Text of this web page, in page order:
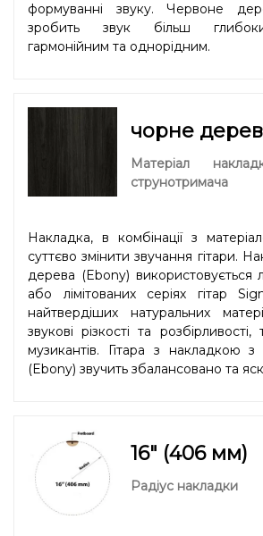
формуванні звуку. Червоне
зробить звук більш
гармонійним та однорідним.
чорне
Матеріал
струнотримача
Накладка, в комбінації з
суттєво змінити звучання гітари.
дерева (Ebony)
або лімітованих серіях гітар
найтвердіших натуральних
звукові різкості та
музикантів. Гітара з накладкою
(Ebony) звучить збалансовано та
16" (406 мм)
Радіус накладки